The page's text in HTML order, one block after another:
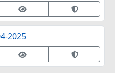
Ver datos de firmaValidar
2025
Ver datos de firmaValidar